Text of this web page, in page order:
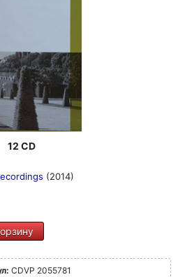
12 CD
(2014)
CDVP 2055781